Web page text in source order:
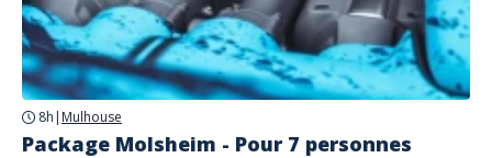
8h | Mulhouse
Package Molsheim - Pour 7 personnes